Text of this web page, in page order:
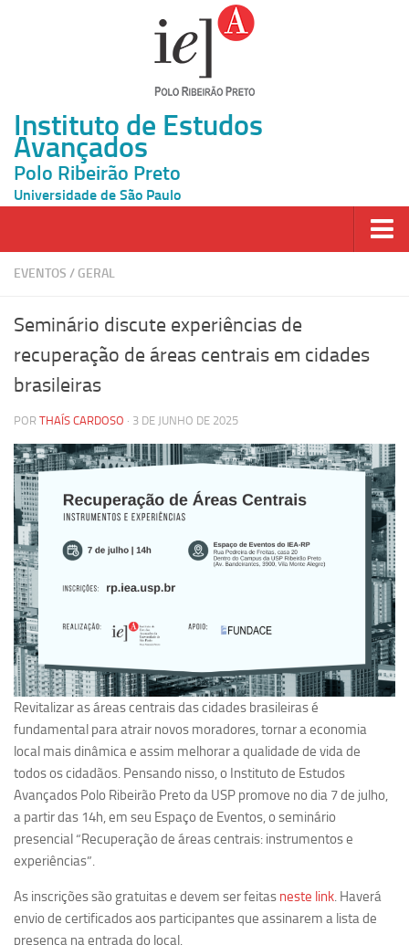
Instituto de Estudos
Avançados
Polo Ribeirão Preto
Universidade de São Paulo
Página Inicial
Inscrição
Atividades
Grupos de Estudo
Carreira Docente de Impacto
Grupo de Estudos Avançados em Tecnologia e Informação
(Confluencia)
Grupos de estudo encerrados
Criminologia Experimental e Segurança Pública
Grupo de Pesquisa GPUBLIC – Centro de Estudos em Gestão
e Políticas Públicas Contemporâneas
Grupos de pesquisa encerrados
Ano Sabático
Daniel Domingues dos Santos
Cíntia Rosa Pereira de Lima
EVENTOS / GERAL
Seminário discute experiências de
recuperação de áreas centrais em cidades
brasileiras
POR THAÍS CARDOSO · 3 DE JUNHO DE 2025
Revitalizar as áreas centrais das cidades brasileiras é
fundamental para atrair novos moradores, tornar a economia
local mais dinâmica e assim melhorar a qualidade de vida de
todos os cidadãos. Pensando nisso, o Instituto de Estudos
Avançados Polo Ribeirão Preto da USP promove no dia 7 de julho,
a partir das 14h, em seu Espaço de Eventos, o seminário
presencial “Recuperação de áreas centrais: instrumentos e
experiências”.
As inscrições são gratuitas e devem ser feitas neste link. Haverá
envio de certificados aos participantes que assinarem a lista de
presença na entrada do local.